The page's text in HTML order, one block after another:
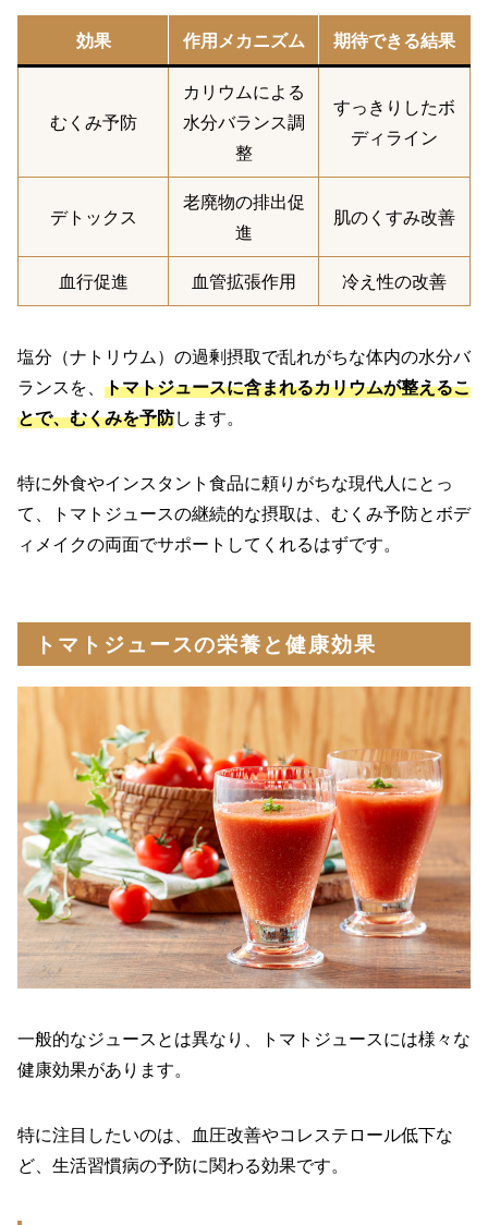
効果 作用メカニズム 期待できる結果
むくみ予防
カリウムによる
水分バランス調
整
すっきりしたボ
ディライン
デトックス
老廃物の排出促
進
肌のくすみ改善
血行促進 血管拡張作用 冷え性の改善
塩分（ナトリウム）の過剰摂取で乱れがちな体内の水分バ
ランスを、 トマトジュースに含まれるカリウムが整えるこ
とで、むくみを予防します。
特に外食やインスタント食品に頼りがちな現代人にとっ
て、トマトジュースの継続的な摂取は、むくみ予防とボデ
ィメイクの両面でサポートしてくれるはずです。
トマトジュースの栄養と健康効果
一般的なジュースとは異なり、トマトジュースには様々な
健康効果があります。
特に注目したいのは、血圧改善やコレステロール低下な
ど、生活習慣病の予防に関わる効果です。